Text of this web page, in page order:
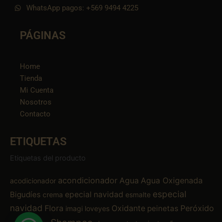
WhatsApp pagos: +569 9494 4225
PÁGINAS
Home
Tienda
Mi Cuenta
Nosotros
Contacto
ETIQUETAS
Etiquetas del producto
acodicionador acondicionador Agua Agua Oxigenada
Bigudíes crema epecial navidad esmalte especial
navidad Flora imagi loveyes Oxidante peinetas Peróxido